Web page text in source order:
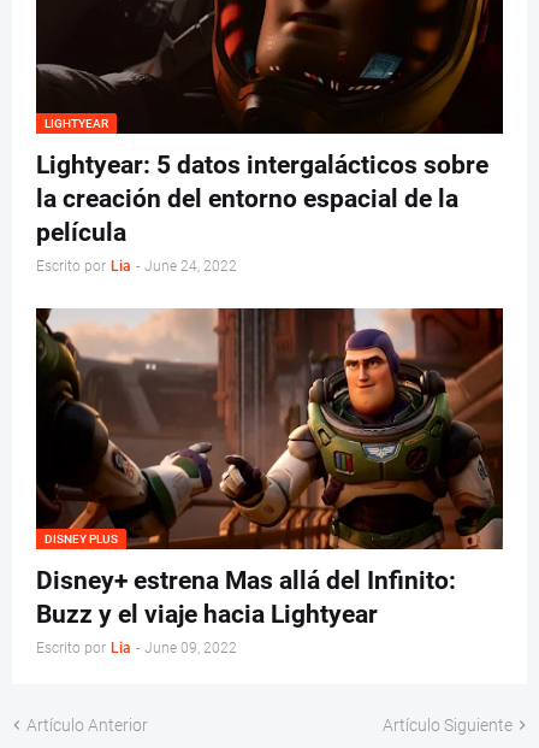
LIGHTYEAR
Lightyear: 5 datos intergalácticos sobre
la creación del entorno espacial de la
película
Escrito por Lia - June 24, 2022
DISNEY PLUS
Disney+ estrena Mas allá del Infinito:
Buzz y el viaje hacia Lightyear
Escrito por Lia - June 09, 2022
Artículo Anterior Artículo Siguiente